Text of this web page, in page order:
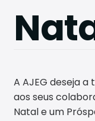
A AJEG deseja
aos seus
Natal e um